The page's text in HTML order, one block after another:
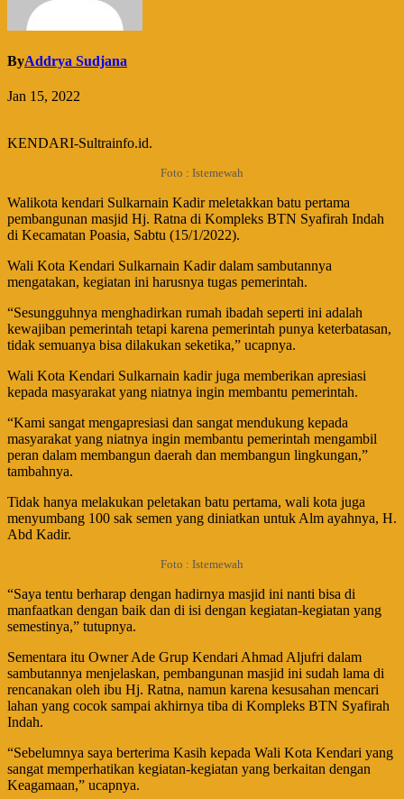
ByAddrya Sudjana
Jan 15, 2022
KENDARI-Sultrainfo.id.
Foto : Istemewah
Walikota kendari Sulkarnain Kadir meletakkan batu pertama
pembangunan masjid Hj. Ratna di Kompleks BTN Syafirah Indah
di Kecamatan Poasia, Sabtu (15/1/2022).
Wali Kota Kendari Sulkarnain Kadir dalam sambutannya
mengatakan, kegiatan ini harusnya tugas pemerintah.
“Sesungguhnya menghadirkan rumah ibadah seperti ini adalah
kewajiban pemerintah tetapi karena pemerintah punya keterbatasan,
tidak semuanya bisa dilakukan seketika,” ucapnya.
Wali Kota Kendari Sulkarnain kadir juga memberikan apresiasi
kepada masyarakat yang niatnya ingin membantu pemerintah.
“Kami sangat mengapresiasi dan sangat mendukung kepada
masyarakat yang niatnya ingin membantu pemerintah mengambil
peran dalam membangun daerah dan membangun lingkungan,”
tambahnya.
Tidak hanya melakukan peletakan batu pertama, wali kota juga
menyumbang 100 sak semen yang diniatkan untuk Alm ayahnya, H.
Abd Kadir.
Foto : Istemewah
“Saya tentu berharap dengan hadirnya masjid ini nanti bisa di
manfaatkan dengan baik dan di isi dengan kegiatan-kegiatan yang
semestinya,” tutupnya.
Sementara itu Owner Ade Grup Kendari Ahmad Aljufri dalam
sambutannya menjelaskan, pembangunan masjid ini sudah lama di
rencanakan oleh ibu Hj. Ratna, namun karena kesusahan mencari
lahan yang cocok sampai akhirnya tiba di Kompleks BTN Syafirah
Indah.
“Sebelumnya saya berterima Kasih kepada Wali Kota Kendari yang
sangat memperhatikan kegiatan-kegiatan yang berkaitan dengan
Keagamaan,” ucapnya.